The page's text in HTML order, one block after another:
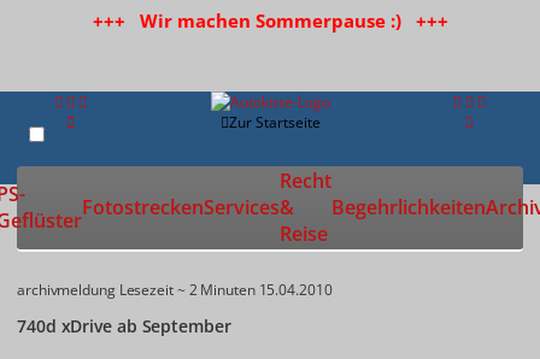
+++ Wir machen Sommerpause :) +++
Zur Startseite
FotostreckenServices
Recht
&
Reise
Begehrlichkeiten
archivmeldung Lesezeit ~ 2 Minuten 15.04.2010
740d xDrive ab September